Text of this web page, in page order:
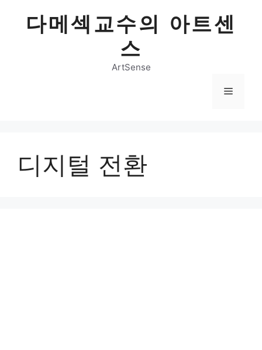
다메섹교수의 아트센
스
ArtSense
Menu
디지털 전환